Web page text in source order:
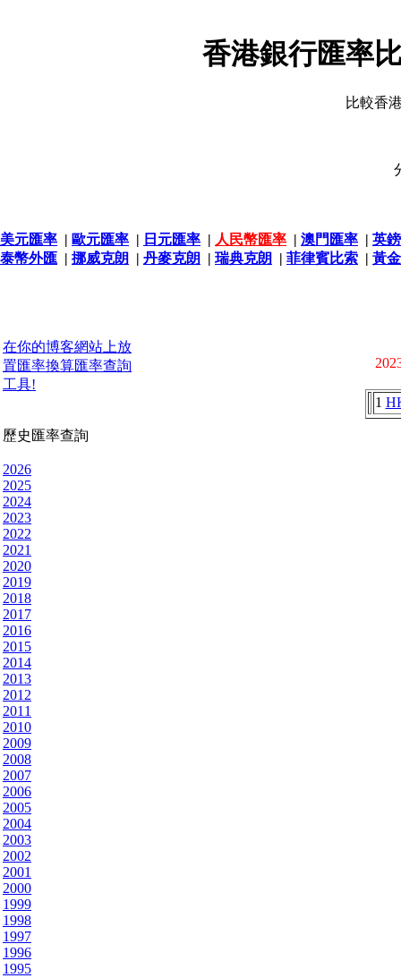
香港銀行匯率
比較香
美元匯率 | 歐元匯率 | 日元匯率 | 人民幣匯率 | 澳門匯率 | 英
泰幣外匯 | 挪威克朗 | 丹麥克朗 | 瑞典克朗 | 菲律賓比索 | 黃
在你的博客網站上放
置匯率換算匯率查詢
工具!
歷史匯率查詢
2026
2025
2024
2023
2022
2021
2020
2019
2018
2017
2016
2015
2014
2013
2012
2011
2010
2009
2008
2007
2006
2005
2004
2003
2002
2001
2000
1999
1998
1997
1996
1995
1